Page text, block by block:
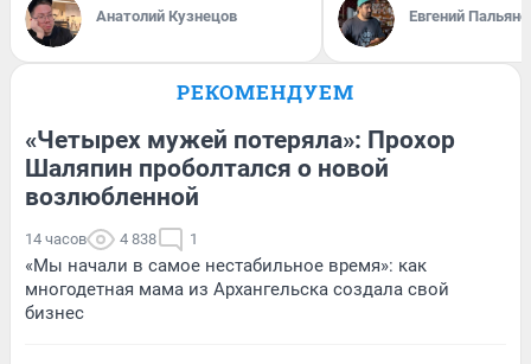
Анатолий Кузнецов Евгений
РЕКОМЕНДУЕМ
«Четырех мужей потеряла»: Прохор
Шаляпин проболтался о новой
возлюбленной
14 часов 4 838 1
«Мы начали в самое нестабильное время»: как
многодетная мама из Архангельска создала свой
бизнес